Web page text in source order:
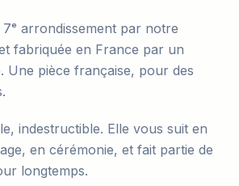
7ᵉ arrondissement par notre
fabriquée en France par un
Une pièce française, pour des
indestructible. Elle vous suit en
en cérémonie, et fait partie de
longtemps.